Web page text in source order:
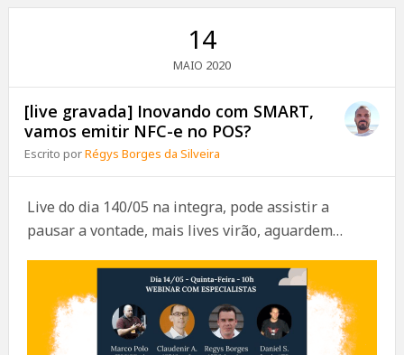
14
MAIO 2020
[live gravada] Inovando com SMART,
vamos emitir NFC-e no POS?
Escrito porRégys Borges da Silveira
Live do dia 140/05 na integra, pode assistir a
pausar a vontade, mais lives virão, aguardem…